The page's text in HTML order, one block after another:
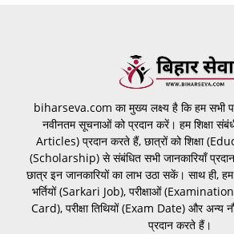
biharseva.com का मुख्य लक्ष्य है कि हम सभी
नवीनतम सूचनाओं को प्रदान करें। हम शिक्षा
Articles) प्रदान करते हैं, छात्रों को शिक्षा
(Scholarship) से संबंधित सभी जानकारियाँ
छात्र इन जानकारियों का लाभ उठा सकें। साथ ही,
भर्तियों (Sarkari Job), परीक्षाओं
Card), परीक्षा तिथियों (Exam Date) और अन्य
प्रदान करते हैं।